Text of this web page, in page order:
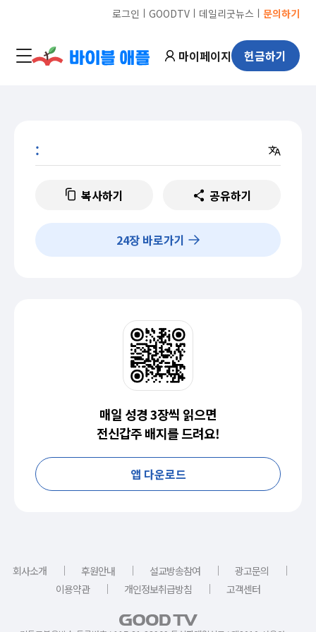
로그인 ㅣ GOODTVㅣ 데일리굿뉴스 ㅣ 문의하기
마이페이지 헌금하기
:
복사하기 공유하기
24장 바로가기
매일 성경 3장씩 읽으면
전신갑주 배지를 드려요!
앱 다운로드
회사소개 ｜ 후원안내 ｜ 설교방송참여 ｜ 광고문의
｜
이용약관
｜ 개인정보취급방침 ｜ 고객센터